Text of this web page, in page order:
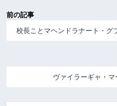
前の記事
校長ことマヘンドラナート・グ
ヴァイラーギャ・マ